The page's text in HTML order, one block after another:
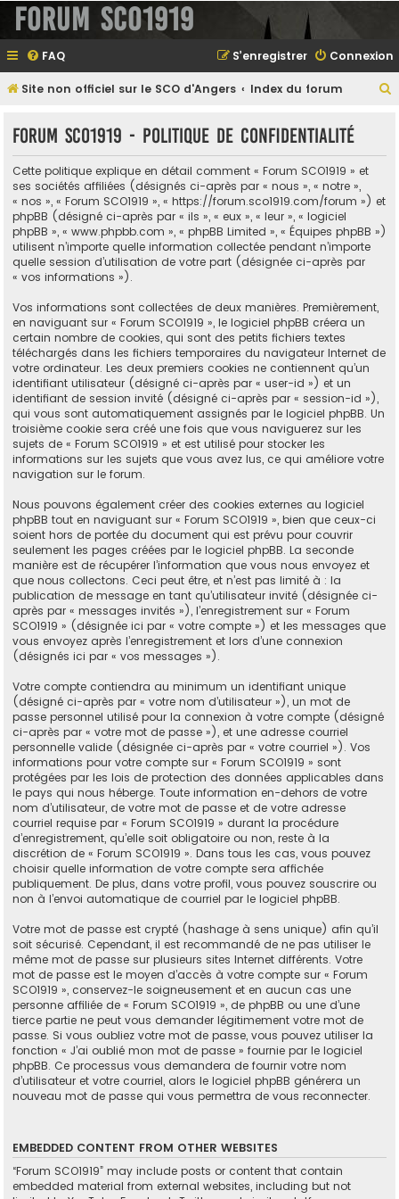
Forum SCO1919
FAQ Connexion
S’enregistrer
Site non officiel sur le SCO d'Angers Index du forum
Forum SCO1919 - Politique de confidentialité
Cette politique explique en détail comment « Forum SCO1919 » et
ses sociétés affiliées (désignés ci-après par « nous », « notre »,
« nos », « Forum SCO1919 », « https://forum.sco1919.com/forum ») et
phpBB (désigné ci-après par « ils », « eux », « leur », « logiciel
phpBB », « www.phpbb.com », « phpBB Limited », « Équipes phpBB »)
utilisent n’importe quelle information collectée pendant n’importe
quelle session d’utilisation de votre part (désignée ci-après par
« vos informations »).
Vos informations sont collectées de deux manières. Premièrement,
en naviguant sur « Forum SCO1919 », le logiciel phpBB créera un
certain nombre de cookies, qui sont des petits fichiers textes
téléchargés dans les fichiers temporaires du navigateur Internet de
votre ordinateur. Les deux premiers cookies ne contiennent qu’un
identifiant utilisateur (désigné ci-après par « user-id ») et un
identifiant de session invité (désigné ci-après par « session-id »),
qui vous sont automatiquement assignés par le logiciel phpBB. Un
troisième cookie sera créé une fois que vous naviguerez sur les
sujets de « Forum SCO1919 » et est utilisé pour stocker les
informations sur les sujets que vous avez lus, ce qui améliore votre
navigation sur le forum.
Nous pouvons également créer des cookies externes au logiciel
phpBB tout en naviguant sur « Forum SCO1919 », bien que ceux-ci
soient hors de portée du document qui est prévu pour couvrir
seulement les pages créées par le logiciel phpBB. La seconde
manière est de récupérer l’information que vous nous envoyez et
que nous collectons. Ceci peut être, et n’est pas limité à : la
publication de message en tant qu’utilisateur invité (désignée ci-
après par « messages invités »), l’enregistrement sur « Forum
SCO1919 » (désignée ici par « votre compte ») et les messages que
vous envoyez après l’enregistrement et lors d’une connexion
(désignés ici par « vos messages »).
Votre compte contiendra au minimum un identifiant unique
(désigné ci-après par « votre nom d’utilisateur »), un mot de
passe personnel utilisé pour la connexion à votre compte (désigné
ci-après par « votre mot de passe »), et une adresse courriel
personnelle valide (désignée ci-après par « votre courriel »). Vos
informations pour votre compte sur « Forum SCO1919 » sont
protégées par les lois de protection des données applicables dans
le pays qui nous héberge. Toute information en-dehors de votre
nom d’utilisateur, de votre mot de passe et de votre adresse
courriel requise par « Forum SCO1919 » durant la procédure
d’enregistrement, qu’elle soit obligatoire ou non, reste à la
discrétion de « Forum SCO1919 ». Dans tous les cas, vous pouvez
choisir quelle information de votre compte sera affichée
publiquement. De plus, dans votre profil, vous pouvez souscrire ou
non à l’envoi automatique de courriel par le logiciel phpBB.
Votre mot de passe est crypté (hashage à sens unique) afin qu’il
soit sécurisé. Cependant, il est recommandé de ne pas utiliser le
même mot de passe sur plusieurs sites Internet différents. Votre
mot de passe est le moyen d’accès à votre compte sur « Forum
SCO1919 », conservez-le soigneusement et en aucun cas une
personne affiliée de « Forum SCO1919 », de phpBB ou une d’une
tierce partie ne peut vous demander légitimement votre mot de
passe. Si vous oubliez votre mot de passe, vous pouvez utiliser la
fonction « J’ai oublié mon mot de passe » fournie par le logiciel
phpBB. Ce processus vous demandera de fournir votre nom
d’utilisateur et votre courriel, alors le logiciel phpBB générera un
nouveau mot de passe qui vous permettra de vous reconnecter.
EMBEDDED CONTENT FROM OTHER WEBSITES
“Forum SCO1919” may include posts or content that contain
embedded material from external websites, including but not